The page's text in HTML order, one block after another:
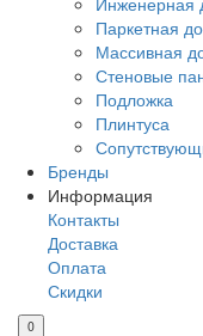
Паркетная
Массивная
Стеновые
Подложка
Плинтуса
Бренды
Информация
Контакты
Доставка
Оплата
Скидки
0